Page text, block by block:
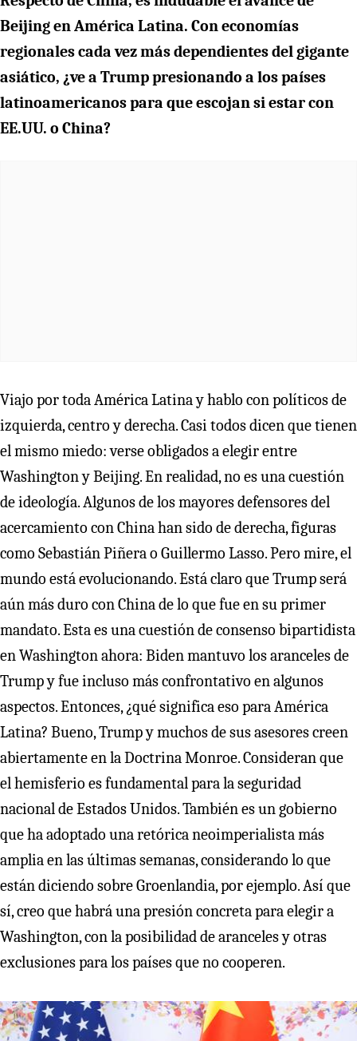
Beijing en América Latina. Con economías
regionales cada vez más dependientes del gigante
asiático, ¿ve a Trump presionando a los países
latinoamericanos para que escojan si estar con
EE.UU. o China?
Viajo por toda América Latina y hablo con políticos de
izquierda, centro y derecha. Casi todos dicen que tienen
el mismo miedo: verse obligados a elegir entre
Washington y Beijing. En realidad, no es una cuestión
de ideología. Algunos de los mayores defensores del
acercamiento con China han sido de derecha, figuras
como Sebastián Piñera o Guillermo Lasso. Pero mire, el
mundo está evolucionando. Está claro que Trump será
aún más duro con China de lo que fue en su primer
mandato. Esta es una cuestión de consenso bipartidista
en Washington ahora: Biden mantuvo los aranceles de
Trump y fue incluso más confrontativo en algunos
aspectos. Entonces, ¿qué significa eso para América
Latina? Bueno, Trump y muchos de sus asesores creen
abiertamente en la Doctrina Monroe. Consideran que
el hemisferio es fundamental para la seguridad
nacional de Estados Unidos. También es un gobierno
que ha adoptado una retórica neoimperialista más
amplia en las últimas semanas, considerando lo que
están diciendo sobre Groenlandia, por ejemplo. Así que
sí, creo que habrá una presión concreta para elegir a
Washington, con la posibilidad de aranceles y otras
exclusiones para los países que no cooperen.